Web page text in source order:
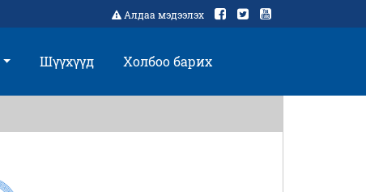
Алдаа мэдээлэх
Шүүхүүд Холбоо барих